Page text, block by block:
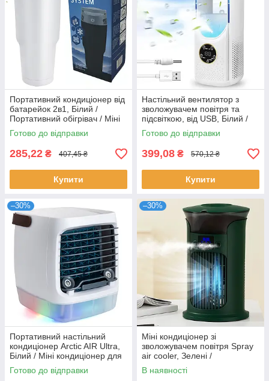
Портативний кондиціонер від
батарейок 2в1, Білий /
Портативний обігрівач / Міні
кондиціонер / Міні обігрівач
Готово до відправки
285,22 ₴ 407,45 ₴
Купити
Настільний вентилятор з
зволожувачем повітря та
підсвіткою, від USB, Білий /
Портативний кондиціонер /
Міні вентилятор
Готово до відправки
399,08 ₴ 570,12 ₴
Купити
–30%
Портативний настільний
кондиціонер Arctic AIR Ultra,
Білий / Міні кондиціонер для
дому
Готово до відправки
–30%
Міні кондиціонер зі
зволожувачем повітря Spray
air cooler, Зелені /
Вентилятор настільний /
Портативний кондиціонер
В наявності